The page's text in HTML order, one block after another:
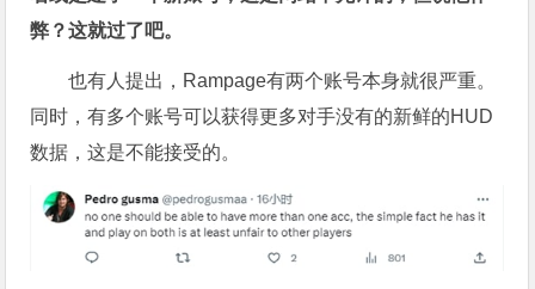
弊？这就过了吧。
也有人提出，Rampage有两个账号本身就很严重。
同时，有多个账号可以获得更多对手没有的新鲜的HUD
数据，这是不能接受的。